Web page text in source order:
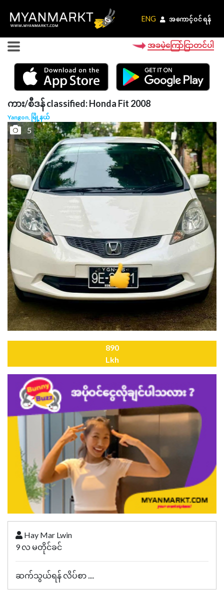
ENG အကောင့်ဝင်ရန်
ENG အကောင့်ဝင်ရန်
အခမဲ့ကြော်ငြာတင်ပါ
ကား/စီဒန် classified: Honda Fit 2008
Yangon, မြို့နယ်
5
890
Lkh
Hay Mar Lwin
9 လ မတိုင်ခင်
ဆက်သွယ်ရန် လိပ်စာ ....